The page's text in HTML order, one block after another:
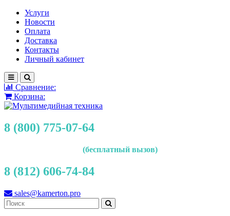
Услуги
Новости
Оплата
Доставка
Контакты
Личный кабинет
Сравнение:
Корзина:
8 (800) 775-07-64
(бесплатный вызов)
8 (812) 606-74-84
sales@kamerton.pro